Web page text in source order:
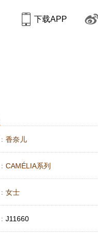
下载APP
香奈儿
CAMÉLIA系列
女士
J11660